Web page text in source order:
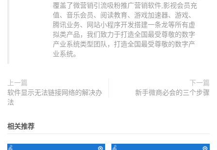
覆盖了微营销引流吸粉推广营销软件,影视会员充
值、音乐会员、阅读教育、游戏加速器、游戏、
腾讯业务、网站小程序开发搭建一条龙等所有虚
拟类产品，我们致力于打造全国最受尊敬的数字
产业系统类型团队，打造全国最受尊敬的数字产
业系统。
上一篇
软件显示无法链接网络的解决办
法
下一篇
新手微商必会的三个步骤
相关推荐